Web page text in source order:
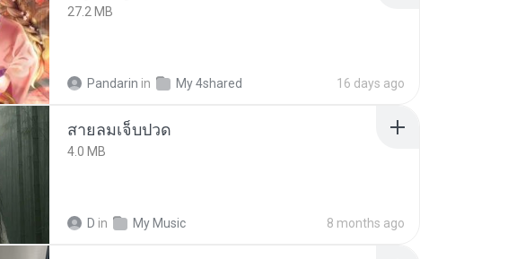
27.2 MB
Pandarin in My 4shared 16 days ago
สายลมเจ็บปวด
4.0 MB
D in My Music 8 months ago